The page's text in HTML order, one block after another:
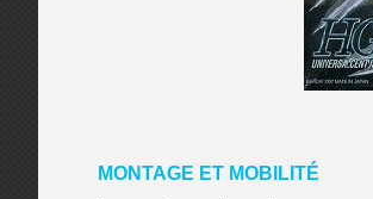
MONTAGE ET MOBILITÉ